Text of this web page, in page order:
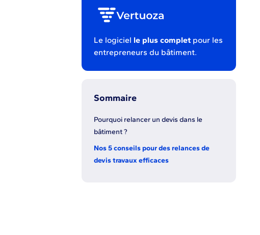
Le logiciel le plus complet pour les
entrepreneurs du bâtiment.
Sommaire
Pourquoi relancer un devis dans le
bâtiment ?
Nos 5 conseils pour des relances de
devis travaux efficaces